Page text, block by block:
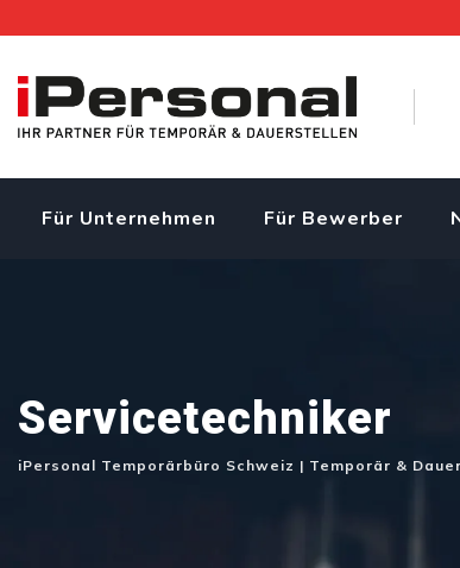
content
Für Unternehmen Für Bewerber
Servicetechniker
iPersonal Temporärbüro Schweiz | Temporär &